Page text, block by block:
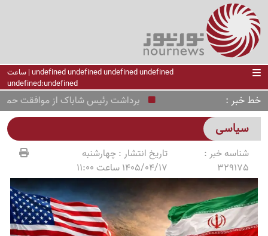
undefined undefined undefined undefined | ساعت
undefined:undefined
خط خبر برداشت رئیس شاباک از موافقت حماس با
سیاسی
شناسه خبر :
329175
تاریخ انتشار :چهارشنبه
1405/04/17 ساعت 11:00